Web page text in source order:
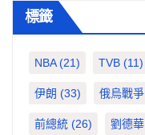
標籤
NBA(21) TVB (11)
伊朗 (33) 俄烏戰爭
前總統 (26) 劉德華